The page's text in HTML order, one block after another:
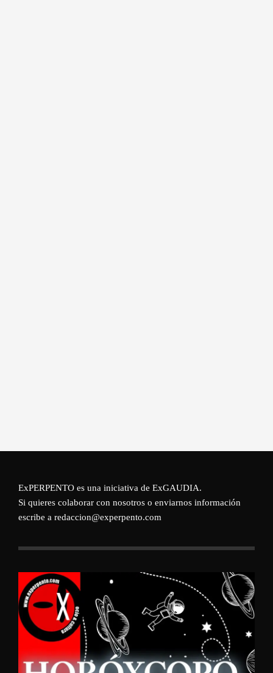
ExPERPENTO es una iniciativa de ExGAUDIA.
Si quieres colaborar con nosotros o enviarnos información
escribe a redaccion@experpento.com